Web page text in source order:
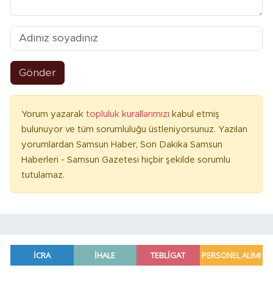
Gönder
Yorum yazarak topluluk kurallarımızı kabul etmiş
bulunuyor ve tüm sorumluluğu üstleniyorsunuz. Yazılan
yorumlardan Samsun Haber, Son Dakika Samsun
Haberleri - Samsun Gazetesi hiçbir şekilde sorumlu
tutulamaz.